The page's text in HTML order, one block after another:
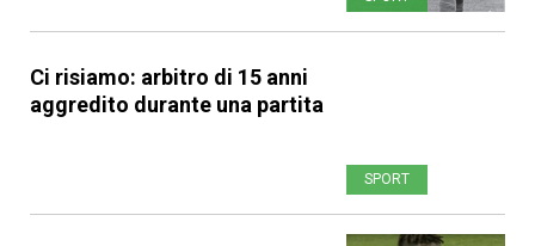
Ci risiamo: arbitro di 15 anni
aggredito durante una partita
SPORT